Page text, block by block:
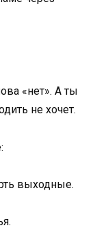
«нет». А ты
не хочет.
выходные.